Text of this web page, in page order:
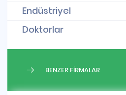
Endüstriyel
Doktorlar
BENZER FİRMALAR